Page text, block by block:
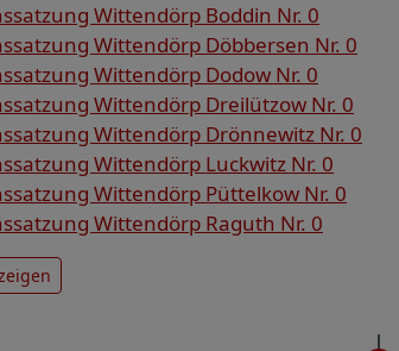
Wittendörp Boddin Nr. 0
Wittendörp Döbbersen Nr. 0
Wittendörp Dodow Nr. 0
Wittendörp Dreilützow Nr. 0
Wittendörp Drönnewitz Nr. 0
Wittendörp Luckwitz Nr. 0
Wittendörp Püttelkow Nr. 0
Wittendörp Raguth Nr. 0